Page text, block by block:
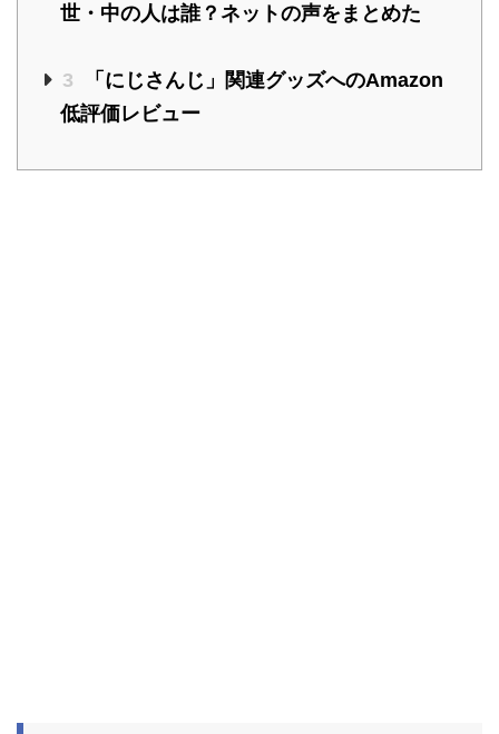
世・中の人は誰？ネットの声をまとめた
3
「にじさんじ」関連グッズへのAmazon
低評価レビュー